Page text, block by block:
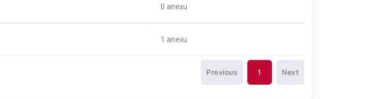
0 anexu
1 anexu
Previous 1 Next